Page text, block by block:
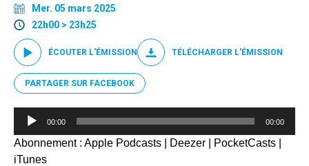
Mer. 05 mars 2025
22h00 > 23h25
ÉCOUTER L'ÉMISSION TÉLÉCHARGER L'ÉMISSION
PARTAGER SUR FACEBOOK
Lecteur
00:00 00:00
Abonnement : Apple Podcasts Deezer PocketCasts
iTunes